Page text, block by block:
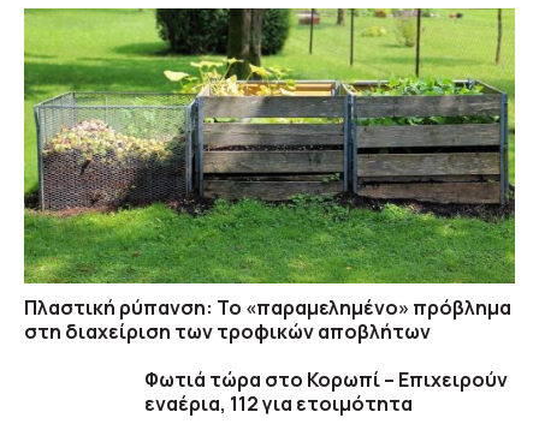
Πλαστική ρύπανση: Το «παραμελημένο» πρόβλημα
στη διαχείριση των τροφικών αποβλήτων
Φωτιά τώρα στο Κορωπί – Επιχειρούν
εναέρια, 112 για ετοιμότητα